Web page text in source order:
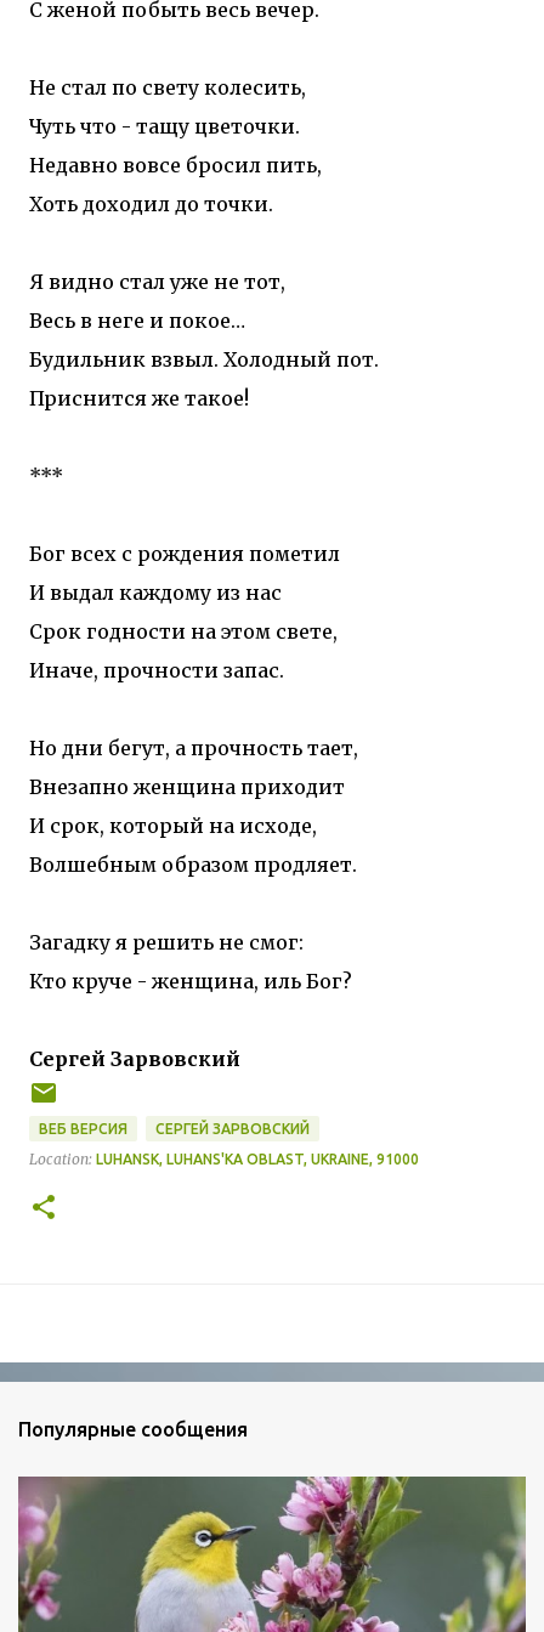
С женой побыть весь вечер.
Не стал по свету колесить,
Чуть что - тащу цветочки.
Недавно вовсе бросил пить,
Хоть доходил до точки.
Я видно стал уже не тот,
Весь в неге и покое…
Будильник взвыл. Холодный пот.
Приснится же такое!
***
Бог всех с рождения пометил
И выдал каждому из нас
Срок годности на этом свете,
Иначе, прочности запас.
Но дни бегут, а прочность тает,
Внезапно женщина приходит
И срок, который на исходе,
Волшебным образом продляет.
Загадку я решить не смог:
Кто круче - женщина, иль Бог?
Сергей Зарвовский
ВЕБ ВЕРСИЯ СЕРГЕЙ ЗАРВОВСКИЙ
Location: LUHANSK, LUHANS'KA OBLAST, UKRAINE, 91000
Популярные сообщения